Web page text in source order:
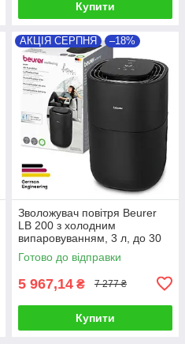
Купити
АКЦІЯ СЕРПНЯ –18%
Зволожувач повітря Beurer
LB 200 з холодним
випаровуванням, 3 л, до 30
м²
Готово до відправки
5 967,14 ₴ 7 277 ₴
Купити